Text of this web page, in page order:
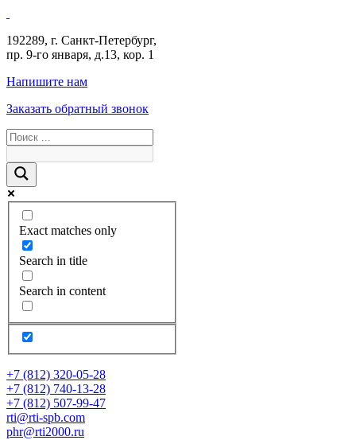
192289, г. Санкт-Петербург,
пр. 9-го января, д.13, кор. 1
Напишите нам
Заказать обратный звонок
Exact matches only
Search in title
Search in content
+7 (812) 320-05-28
+7 (812) 740-13-28
+7 (812) 507-99-47
rti@rti-spb.com
phr@rti2000.ru